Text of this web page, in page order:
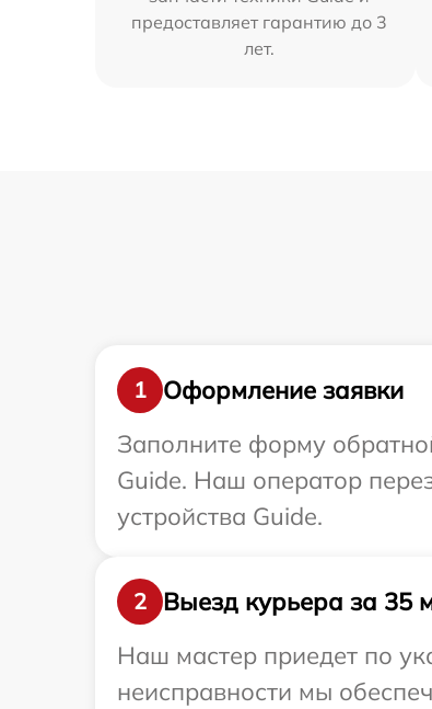
предоставляет гарантию до 3
лет.
1
Оформление заявки
Заполните форму
Guide. Наш оператор
устройства Guide.
2
Выезд курьера за 35
Наш мастер приедет по
неисправности мы